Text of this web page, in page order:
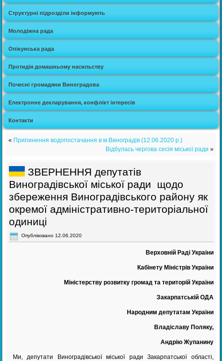
Структурні підрозділи інформують
Молодіжна рада
Опікунська рада
Протидія домашньому насильству
Почесні громадяни Виноградова
Електронне декларування, конфлікт інтересів
Контакти
« Припинення водопостачання в м.Виноградів (12.06.2020 р.)
Відбулась чергова сесія міської ради »
ЗВЕРНЕННЯ депутатів
Виноградівської міської ради щодо
збереження Виноградівського району як
окремої адміністративно-територіальної
одиниці
Опубліковано 12.06.2020
Верховній Раді України
Кабінету Міністрів України
Міністерству розвитку громад та територій України
Закарпатській ОДА
Народним депутатам України
Владіславу Поляку,
Андрію Жупанину
Ми, депутати Виноградівської міської ради Закарпатської області,